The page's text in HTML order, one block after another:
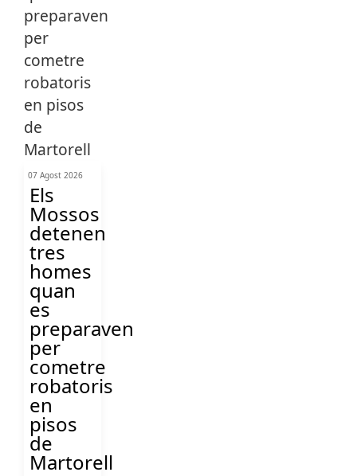
07 Agost 2026
Els
Mossos
detenen
tres
homes
quan
es
preparaven
per
cometre
robatoris
en
pisos
de
Martorell